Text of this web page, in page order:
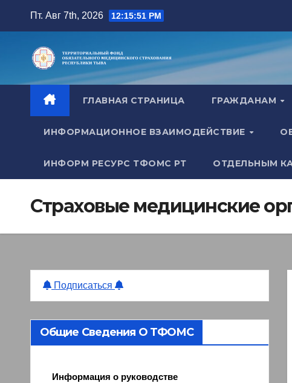
содержимому
Пт. Авг 7th, 2026 12:15:52 PM
ГЛАВНАЯ СТРАНИЦА ГРАЖДАНАМ
ИНФОРМАЦИОННОЕ ВЗАИМОДЕЙСТВИЕ
ИНФОРМ РЕСУРС ТФОМС РТ ОТДЕЛЬНЫМ
Страховые медицинские
Подписаться
Общие Сведения О ТФОМС
Информация о руководстве